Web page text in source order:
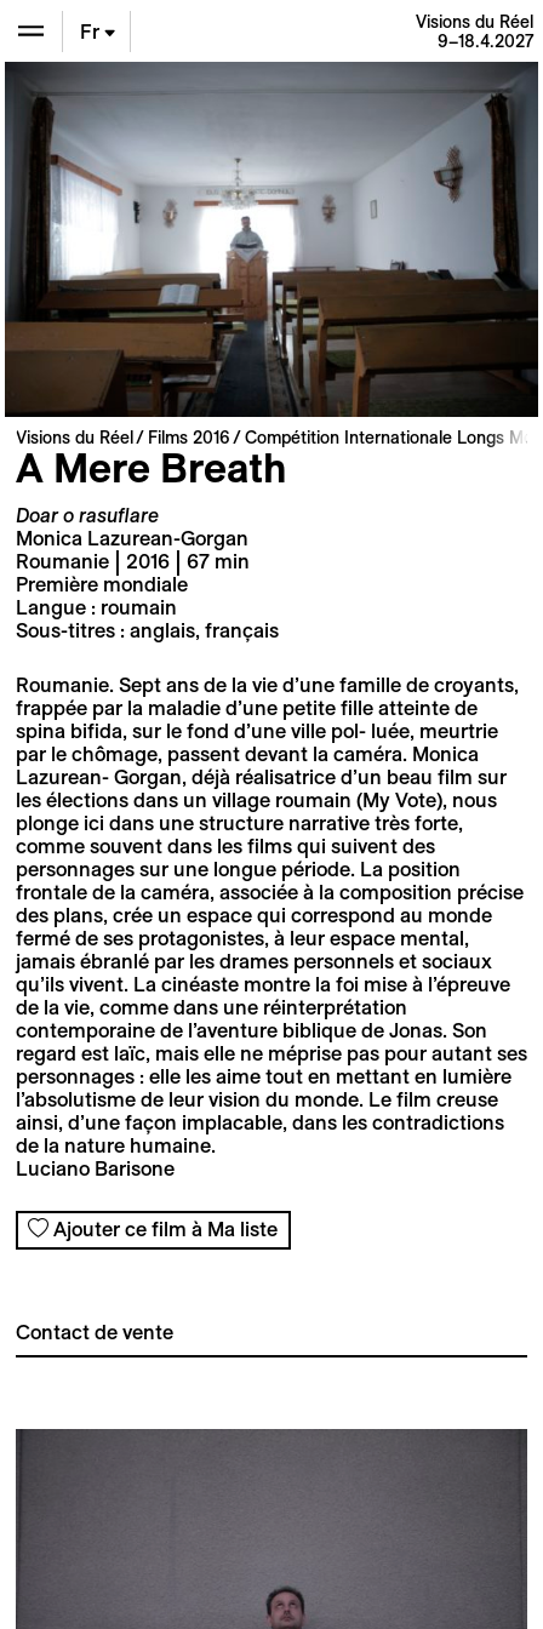
En
De
Fr
Visions du Réel
9–18.4.2027
Visions du Réel Films 2016 Compétition Internationale Longs
A Mere Breath
Doar o rasuflare
Monica Lazurean-Gorgan
Roumanie | 2016 | 67 min
Première mondiale
Langue : roumain
Sous-titres : anglais, français
Roumanie. Sept ans de la vie d’une famille de croyants,
frappée par la maladie d’une petite fille atteinte de
spina bifida, sur le fond d’une ville pol- luée, meurtrie
par le chômage, passent devant la caméra. Monica
Lazurean- Gorgan, déjà réalisatrice d’un beau film sur
les élections dans un village roumain (My Vote), nous
plonge ici dans une structure narrative très forte,
comme souvent dans les films qui suivent des
personnages sur une longue période. La position
frontale de la caméra, associée à la composition précise
des plans, crée un espace qui correspond au monde
fermé de ses protagonistes, à leur espace mental,
jamais ébranlé par les drames personnels et sociaux
qu’ils vivent. La cinéaste montre la foi mise à l’épreuve
de la vie, comme dans une réinterprétation
contemporaine de l’aventure biblique de Jonas. Son
regard est laïc, mais elle ne méprise pas pour autant ses
personnages : elle les aime tout en mettant en lumière
l’absolutisme de leur vision du monde. Le film creuse
ainsi, d’une façon implacable, dans les contradictions
de la nature humaine.
Luciano Barisone
Ajouter ce film à Ma liste
Contact de vente